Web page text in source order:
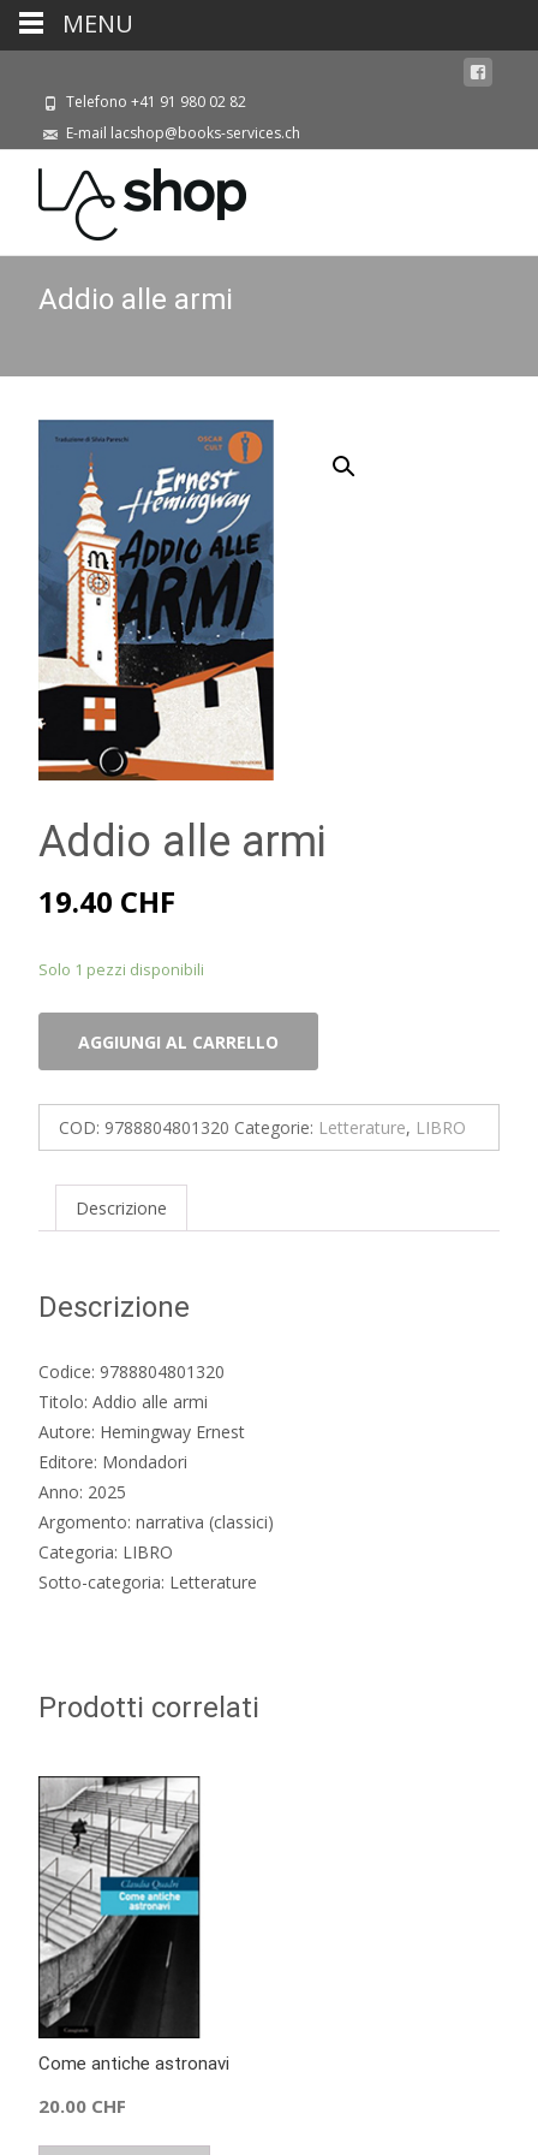
Telefono +41 91 980 02 82
E-mail lacshop@books-services.ch
Addio alle armi
Addio alle armi
19.40 CHF
Solo 1 pezzi disponibili
quantità
AGGIUNGI AL CARRELLO
COD: 9788804801320 Categorie: Letterature, LIBRO
Descrizione
Descrizione
Codice: 9788804801320
Titolo: Addio alle armi
Autore: Hemingway Ernest
Editore: Mondadori
Anno: 2025
Argomento: narrativa (classici)
Categoria: LIBRO
Sotto-categoria: Letterature
Prodotti correlati
Come antiche astronavi
20.00 CHF
MENU